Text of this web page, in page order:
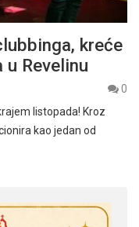
kreće
Revelinu
0
listopada! Kroz
kao jedan od